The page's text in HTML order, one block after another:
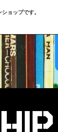
ョップです。